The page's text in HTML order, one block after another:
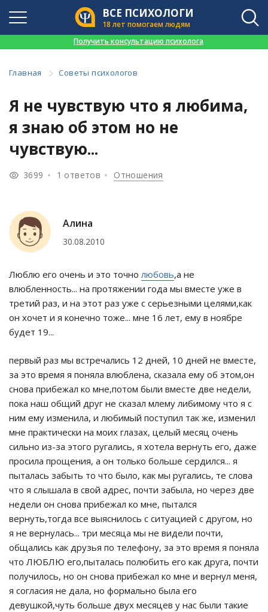
ВСЕ ПСИХОЛОГИ
18 лет помогаем людям
Получить консультацию психолога
Главная Советы психологов
Я не чувствую что я любима,
я знаю об этом но не
чувствую...
3699 1 ответов Отношения
Алина
30.08.2010
Люблю его очень и это точнолюбовь,а не
влюбленность... на протяжении года мы вместе уже в
третий раз, и на этот раз уже с серьезными целями,как
он хочет и я конечно тоже... мне 16 лет, ему в ноябре
будет 19...
первый раз мы встречались 12 дней, 10 дней не вместе,
за это время я поняла влюблена, сказала ему об этом,он
снова прибежал ко мне,потом были вместе две недели,
пока наш общий друг не сказал млему либимому что я с
ним ему изменила, и любимый поступил так же, изменил
мне практически на моих глазах, целый месяц очень
сильно из-за этого ругались, я хотела вернуть его, даже
просила прощения, а он только больше сердился... я
пыталась забыть то что было, как мы ругались, те слова
что я слышала в свой адрес, почти забыла, но через две
недели он снова прибежал ко мне, пытался
вернуть,тогда все выяснилось с ситуацией с другом, но
я не вернулась... три месяца мы не видели почти,
общались как друзья по телефону, за это время я поняла
что ЛЮБЛЮ его,пыталась полюбить его как друга, почти
получилось, но он снова прибежал ко мне и вернул меня,
я согласия не дала, но формально была его
девушкой,чуть больше двух месяцев у нас были такие